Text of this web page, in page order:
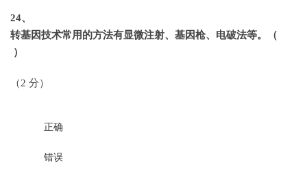
24、
转基因技术常用的方法有显微注射、基因枪、电破法等。（
）
（2 分）
正确
错误